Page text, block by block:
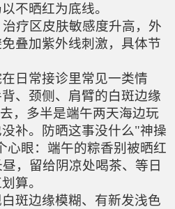
不晒红为底线。
治疗区皮肤敏感度升高，外
叠加紫外线刺激，具体节
常接诊里常见一类情
、颈侧、肩臂的白斑边缘
，多半是端午两天海边玩
补。防晒这事没什么"神操
心眼：端午的粽香别被晒红
，留给阴凉处喝茶、等日
算。
边缘模糊、有新发浅色